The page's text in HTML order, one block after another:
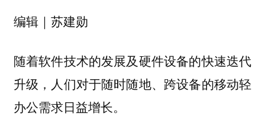
编辑｜苏建勋
随着软件技术的发展及硬件设备的快速迭代
升级，人们对于随时随地、跨设备的移动轻
办公需求日益增长。